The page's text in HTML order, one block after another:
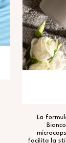
La
facilita la